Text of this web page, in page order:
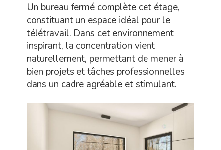
Un bureau fermé complète cet étage,
constituant un espace idéal pour le
télétravail. Dans cet environnement
inspirant, la concentration vient
naturellement, permettant de mener à
bien projets et tâches professionnelles
dans un cadre agréable et stimulant.